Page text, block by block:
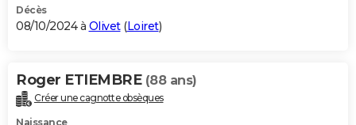
BONS PLANS
Carte de Noël
Carte Bonne année
Carte Saint-Valentin
Carte Pâques
Carte d'anniversaire
DICTIONNAIRE
Dictionnaire
Biographies
Citations
Expressions
Proverbes
PROGRAMME TV
Décès
08/10/2024 à Olivet(Loiret)
Roger ETIEMBRE (88 ans)
Créer une cagnotte obsèques
Naissance